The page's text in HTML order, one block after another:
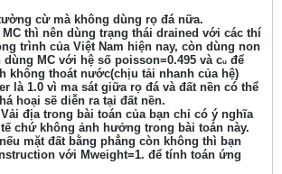
cừ mà không dùng rọ đá nữa.
thì nên dùng trạng thái drained với các thí
trình của Việt Nam hiện nay, còn dùng non
MC với hệ số poisson=0.495 và cu để
không thoát nước(chịu tải nhanh của hệ)
là 1.0 vì ma sát giữa rọ đá và đất nền có thể
hoại sẽ diễn ra tại đất nền.
địa trong bài toán của bạn chỉ có ý nghĩa
chứ không ảnh hưởng trong bài toán này.
mặt đất bằng phẳng còn không thì bạn
với Mweight=1. để tính toán ứng